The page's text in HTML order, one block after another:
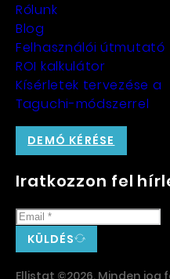
Rólunk
Blog
Felhasználói útmutató
ROI kalkulátor
Kísérletek tervezése a
Taguchi-módszerrel
Iratkozzon fel
KÜLDÉS
DEMÓ KÉRÉSE
Ellistat ©2026. Minden jog